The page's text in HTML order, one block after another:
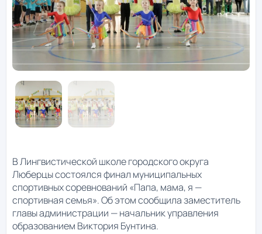
В Лингвистической школе городского округа
Люберцы состоялся финал муниципальных
спортивных соревнований «Папа, мама, я —
спортивная семья». Об этом сообщила заместитель
главы администрации — начальник управления
образованием Виктория Бунтина.